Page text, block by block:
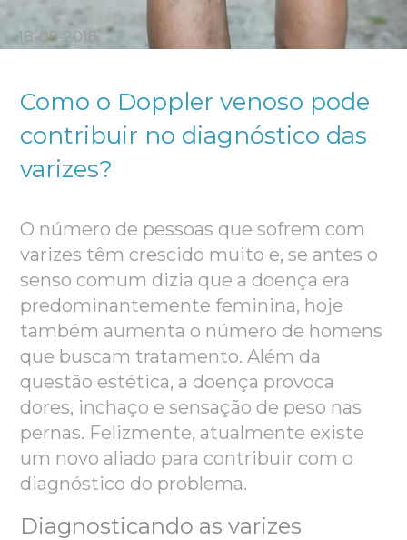
18-09-2018
Como o Doppler venoso pode
contribuir no diagnóstico das
varizes?
O número de pessoas que sofrem com
varizes têm crescido muito e, se antes o
senso comum dizia que a doença era
predominantemente feminina, hoje
também aumenta o número de homens
que buscam tratamento. Além da
questão estética, a doença provoca
dores, inchaço e sensação de peso nas
pernas. Felizmente, atualmente existe
um novo aliado para contribuir com o
diagnóstico do problema.
Diagnosticando as varizes